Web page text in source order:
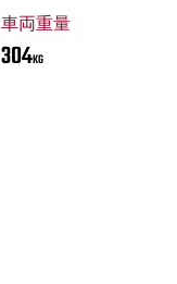
車両重量
304KG